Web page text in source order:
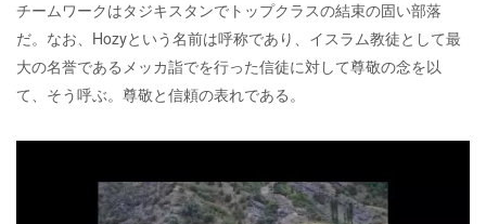
チームワークはタジキスタンでトップクラスの結束の固い部落
だ。なお、Hozyという名前は呼称であり、イスラム教徒として最
大の名誉であるメッカ詣でを行った信徒に対して尊敬の念を以
て、そう呼ぶ。尊敬と信頼の表れである。